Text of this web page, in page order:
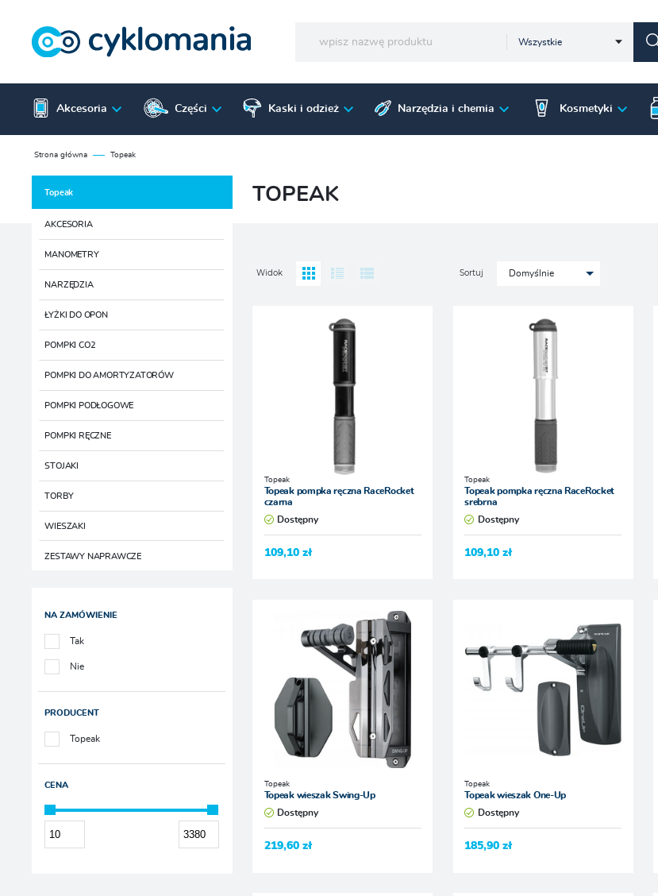
Wszystkie
Akcesoria Części Kaski i odzież Narzędzia i chemia Kosmetyki
Strona główna Topeak
Topeak
AKCESORIA
MANOMETRY
NARZĘDZIA
ŁYŻKI DO OPON
POMPKI CO2
POMPKI DO AMORTYZATORÓW
POMPKI PODŁOGOWE
POMPKI RĘCZNE
STOJAKI
TORBY
WIESZAKI
ZESTAWY NAPRAWCZE
NA ZAMÓWIENIE
Tak
Nie
PRODUCENT
Topeak
CENA
TOPEAK
Widok Sortuj Domyślnie
Topeak
Topeak pompka ręczna RaceRocket
czarna
Dostępny
109,10 zł
Topeak
Topeak pompka ręczna RaceRocket
srebrna
Dostępny
109,10 zł
Topeak
Topeak wieszak Swing-Up
Dostępny
219,60 zł
Topeak
Topeak wieszak One-Up
Dostępny
185,90 zł